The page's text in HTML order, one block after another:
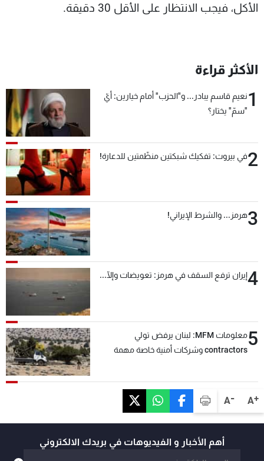
A+
A-
الأكل، فيجب الانتظار على الأقل 30 دقيقة.
الأكثر قراءة
1نعيم قاسم يبادر... و"الحزب" أمام خيارين: أيّ
"سمّ" يختار؟
2في بيروت: تفكيك شبكتين منظّمتين للدعارة!
3هرمز... والشرط الإيراني!
4إيران ترفع السقف في هرمز: تعويضات وإلّا...
5
معلومات MFM: لبنان يرفض تولي
contractors وشركات أمنية خاصة مهمة
أهم الأخبار و الفيديوهات في بريدك الالكتروني